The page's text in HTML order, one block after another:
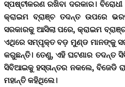
ସ୍ପଷ୍ଟୀକରଣ ରଖିବା ଦରକାର।
କ୍ରାଇମ ବ୍ରାଞ୍ଚ ତଦନ୍ତ ଉପରେ
ସରକାରକୁ ଆସିଲା ପରେ, କ୍ରାଇମ
ଏଥିରେ ସମ୍ପୃକ୍ତ ବଡ଼ ମୁଣ୍ଡ ମାନଙ୍କୁ
କରୁଛନ୍ତି। ତେଣୁ, ଏହି ଘଟଣାର ତଦନ୍ତ
ସିବିଆଇକୁ ହସ୍ତାନ୍ତର ନକଲେ, ବିଜେଡି
ମହାନ୍ତି କହିଥିଲେ।